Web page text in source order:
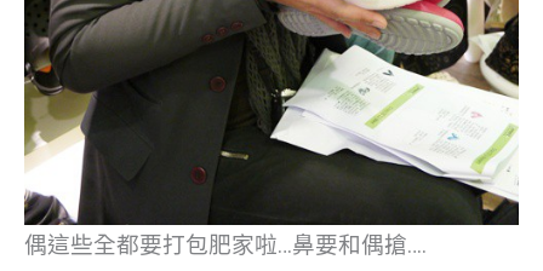
偶這些全都要打包肥家啦…鼻要和偶搶….